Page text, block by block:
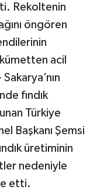
Rekoltenin
öngören
acil
fındık
Türkiye
Başkanı Şemsi
üretiminin
nedeniyle
etti.